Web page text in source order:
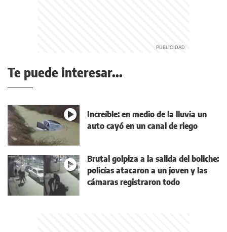
Te puede interesar...
Increíble: en medio de la lluvia un
auto cayó en un canal de riego
Brutal golpiza a la salida del boliche:
policías atacaron a un joven y las
cámaras registraron todo